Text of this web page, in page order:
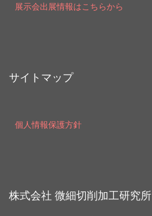
展示会出展情報はこちらから
サイトマップ
個人情報保護方針
株式会社 微細切削加工研究所